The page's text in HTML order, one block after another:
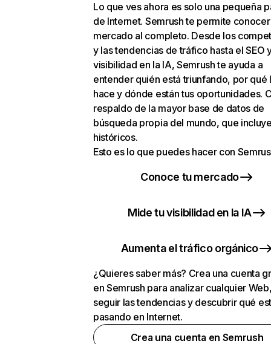
Lo que ves ahora es solo una pequeña
de Internet. Semrush te permite
mercado al completo. Desde los
y las tendencias de tráfico hasta el SEO
visibilidad en la IA, Semrush te ayuda a
entender quién está triunfando, por qué
hace y dónde están tus oportunidades.
respaldo de la mayor base de datos de
búsqueda propia del mundo, que
históricos.
Esto es lo que puedes hacer con
Conoce tu mercado
Mide tu visibilidad en la IA
Aumenta el tráfico orgánico
¿Quieres saber más? Crea una cuenta
en Semrush para analizar cualquier
seguir las tendencias y descubrir qué
pasando en Internet.
Crea una cuenta en Semrush